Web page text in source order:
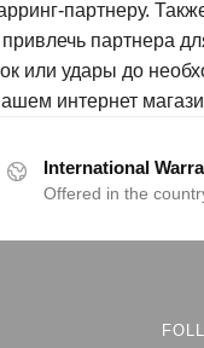
партнеру.
партнера
или удары до
интернет
International
Offered in the